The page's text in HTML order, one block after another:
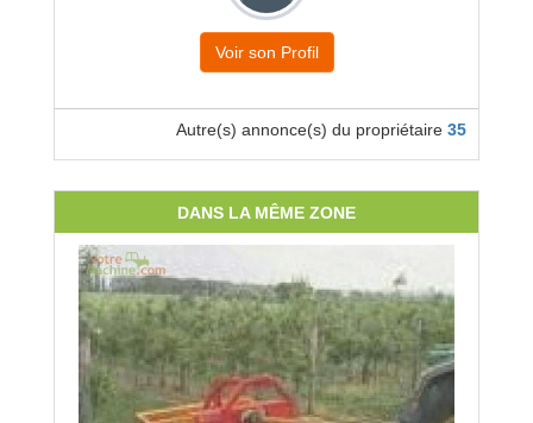
Voir son Profil
Autre(s) annonce(s) du propriétaire 35
DANS LA MÊME ZONE